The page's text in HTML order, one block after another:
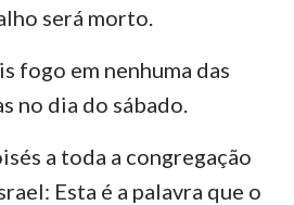
Jonas
Sofonias
será morto.
fogo em nenhuma das
no dia do sábado.
a toda a congregação
Esta é a palavra que o